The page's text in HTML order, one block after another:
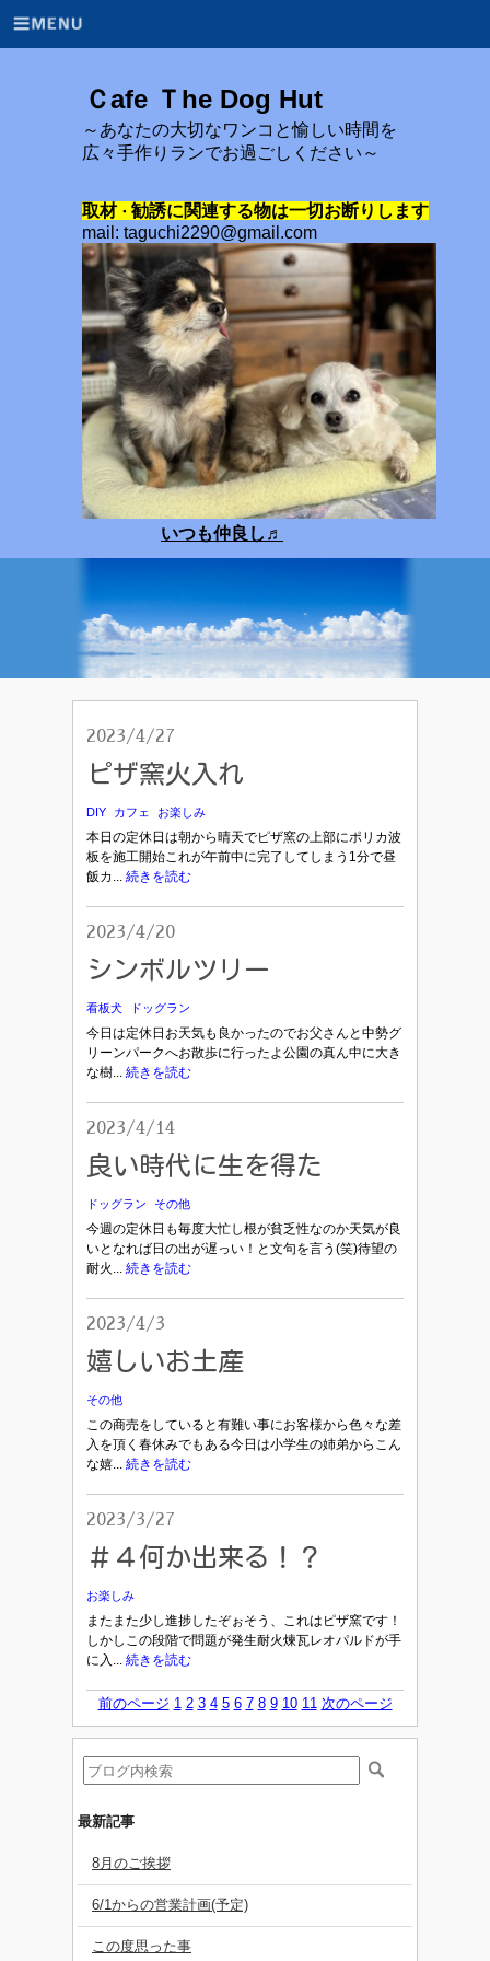
Ｃafe Ｔhe Dog Hut
～あなたの大切なワンコと愉しい時間を
広々手作りランでお過ごしください～
取材・ 勧誘に関連する物は一切お断りします
mail: taguchi2290@gmail.com
いつも仲良し ♬
2023/4/27
ピザ窯火入れ
DIY カフェ お楽しみ
本日の定休日は朝から晴天でピザ窯の上部にポリカ波
板を施工開始これが午前中に完了してしまう1分で昼
飯カ... 続きを読む
2023/4/20
シンボルツリー
看板犬 ドッグラン
今日は定休日お天気も良かったのでお父さんと中勢グ
リーンパークへお散歩に行ったよ公園の真ん中に大き
な樹... 続きを読む
2023/4/14
良い時代に生を得た
ドッグラン その他
今週の定休日も毎度大忙し根が貧乏性なのか天気が良
いとなれば日の出が遅っい！と文句を言う(笑)待望の
耐火... 続きを読む
2023/4/3
嬉しいお土産
その他
この商売をしていると有難い事にお客様から色々な差
入を頂く春休みでもある今日は小学生の姉弟からこん
な嬉... 続きを読む
2023/3/27
＃４何か出来る！？
お楽しみ
またまた少し進捗したぞぉそう、これはピザ窯です！
しかしこの段階で問題が発生耐火煉瓦レオパルドが手
に入... 続きを読む
前のページ 1 2 3 4 5 6 7 8 9 10 11 次のページ
最新記事
8月のご挨拶
6/1からの営業計画(予定)
この度思った事